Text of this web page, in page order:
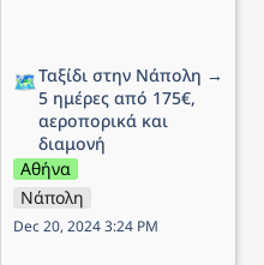
🗺️Ταξίδι στην Νάπολη →
5 ημέρες από 175€,
αεροπορικά και
διαμονή
Αθήνα
Νάπολη
Dec 20, 2024 3:24 PM